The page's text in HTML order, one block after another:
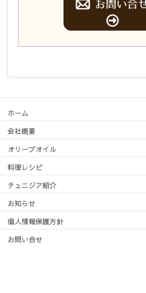
ホーム
会社概要
オリーブオイル
料理レシピ
チュニジア紹介
お知らせ
個人情報保護方針
お問い合せ